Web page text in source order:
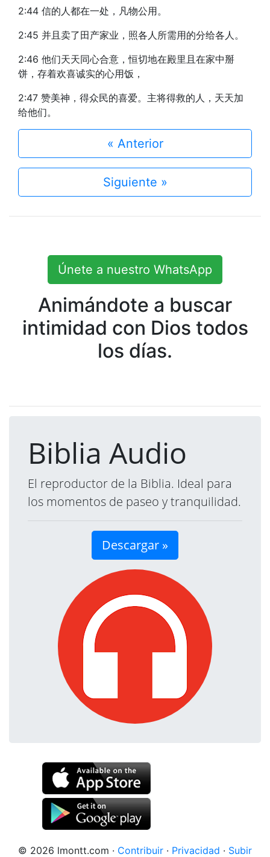
2:44 信的人都在一处，凡物公用。
2:45 并且卖了田产家业，照各人所需用的分给各人。
2:46 他们天天同心合意，恒切地在殿里且在家中掰
饼，存着欢喜诚实的心用饭，
2:47 赞美神，得众民的喜爱。主将得救的人，天天加
给他们。
« Anterior
Siguiente »
Únete a nuestro WhatsApp
Animándote a buscar
intimidad con Dios todos
los días.
Biblia Audio
El reproductor de la Biblia. Ideal para
los momentos de paseo y tranquilidad.
Descargar »
· Subir
© 2026 lmontt.com · Contribuir · Privacidad